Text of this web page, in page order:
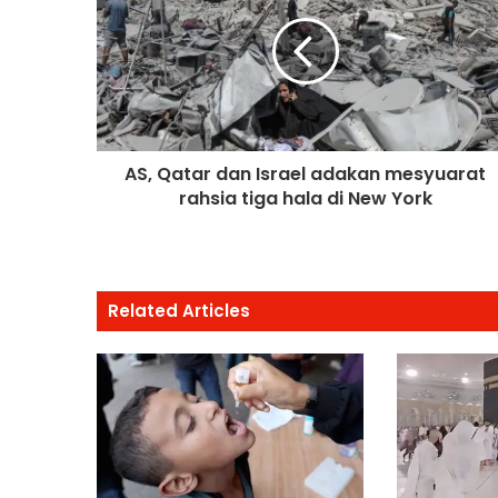
AS, Qatar dan Israel adakan mesyuarat
rahsia tiga hala di New York
Related Articles